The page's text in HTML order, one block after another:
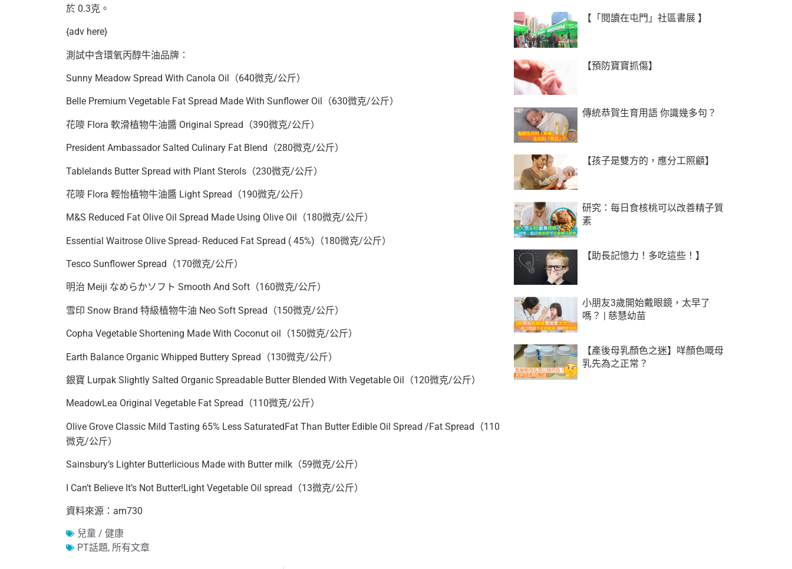
於 0.3克。
{adv here}
測試中含環氧丙醇牛油品牌：
Sunny Meadow Spread With Canola Oil（640微克/公斤）
Belle Premium Vegetable Fat Spread Made With Sunflower Oil（630微克/公斤）
花嘜 Flora 軟滑植物牛油醬 Original Spread（390微克/公斤）
President Ambassador Salted Culinary Fat Blend（280微克/公斤）
Tablelands Butter Spread with Plant Sterols（230微克/公斤）
花嘜 Flora 輕怡植物牛油醬 Light Spread（190微克/公斤）
M&S Reduced Fat Olive Oil Spread Made Using Olive Oil（180微克/公斤）
Essential Waitrose Olive Spread- Reduced Fat Spread ( 45%)（180微克/公斤）
Tesco Sunflower Spread（170微克/公斤）
明治 Meiji なめらかソフト Smooth And Soft（160微克/公斤）
雪印 Snow Brand 特級植物牛油 Neo Soft Spread（150微克/公斤）
Copha Vegetable Shortening Made With Coconut oil（150微克/公斤）
Earth Balance Organic Whipped Buttery Spread（130微克/公斤）
銀寶 Lurpak Slightly Salted Organic Spreadable Butter Blended With Vegetable Oil（120微克/公斤）
MeadowLea Original Vegetable Fat Spread（110微克/公斤）
Olive Grove Classic Mild Tasting 65% Less SaturatedFat Than Butter Edible Oil Spread /Fat Spread（110
微克/公斤）
Sainsbury’s Lighter Butterlicious Made with Butter milk（59微克/公斤）
I Can’t Believe It’s Not Butter!Light Vegetable Oil spread（13微克/公斤）
資料來源：am730
兒童 / 健康
PT話題, 所有文章
【「閱讀在屯門」社區書展 】
【預防寶寶抓傷】
傳統恭賀生育用語 你識幾多句？
【孩子是雙方的，應分工照顧】
研究：每日食核桃可以改善精子質
素
【助長記憶力！多吃這些！】
小朋友3歲開始戴眼鏡，太早了
嗎？ | 慈慧幼苗
【產後母乳顏色之迷】咩顏色嘅母
乳先為之正常？